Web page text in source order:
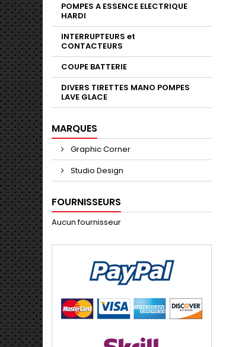
POMPES A ESSENCE ELECTRIQUE
HARDI
INTERRUPTEURS et
CONTACTEURS
COUPE BATTERIE
DIVERS TIRETTES MANO POMPES
LAVE GLACE
MARQUES
Graphic Corner
Studio Design
FOURNISSEURS
Aucun fournisseur